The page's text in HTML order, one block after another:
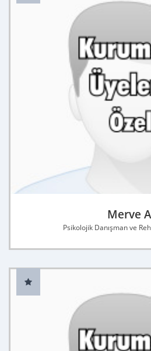
Merve
Psikolojik Danışman ve